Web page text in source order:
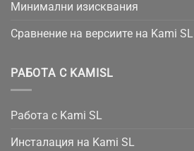
Минимални изисквания
Сравнение на версиите на Kami SL
РАБОТА С KAMISL
Работа с Kami SL
Инсталация на Kami SL